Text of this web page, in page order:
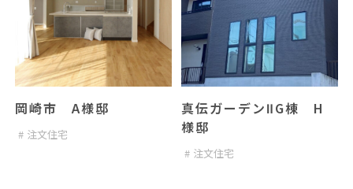
岡崎市 A様邸
注文住宅
真伝ガーデンⅡG棟 H
様邸
注文住宅